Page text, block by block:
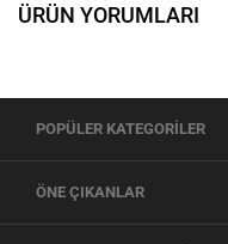
ÜRÜN YORUMLARI
POPÜLER KATEGORİLER
ÖNE ÇIKANLAR